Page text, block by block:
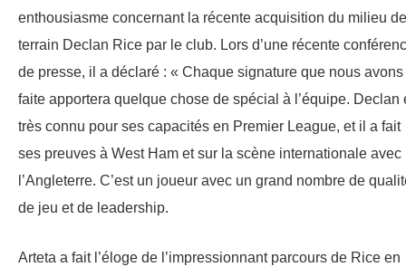
enthousiasme concernant la récente acquisition du milieu de
terrain Declan Rice par le club. Lors d’une récente
de presse, il a déclaré : « Chaque signature que nous avons
faite apportera quelque chose de spécial à l’équipe. Declan
très connu pour ses capacités en Premier League, et il a fait
ses preuves à West Ham et sur la scène internationale avec
l’Angleterre. C’est un joueur avec un grand nombre de
de jeu et de leadership.
Arteta a fait l’éloge de l’impressionnant parcours de Rice en